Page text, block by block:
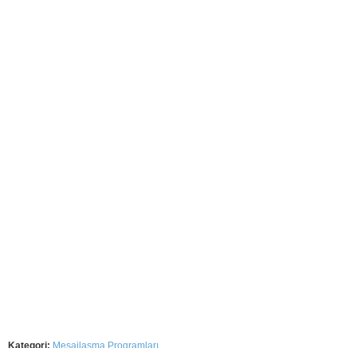
Kategori: Mesajlaşma Proqramları